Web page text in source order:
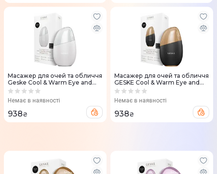
Масажер для очей та обличчя
Geske Cool & Warm Eye and
Face Massager 7 в 1 Білий
Немає в наявності
938₴
Масажер для очей та обличчя
GESKE Cool & Warm Eye and
Face Massager 7 в 1 сірий
Немає в наявності
938₴